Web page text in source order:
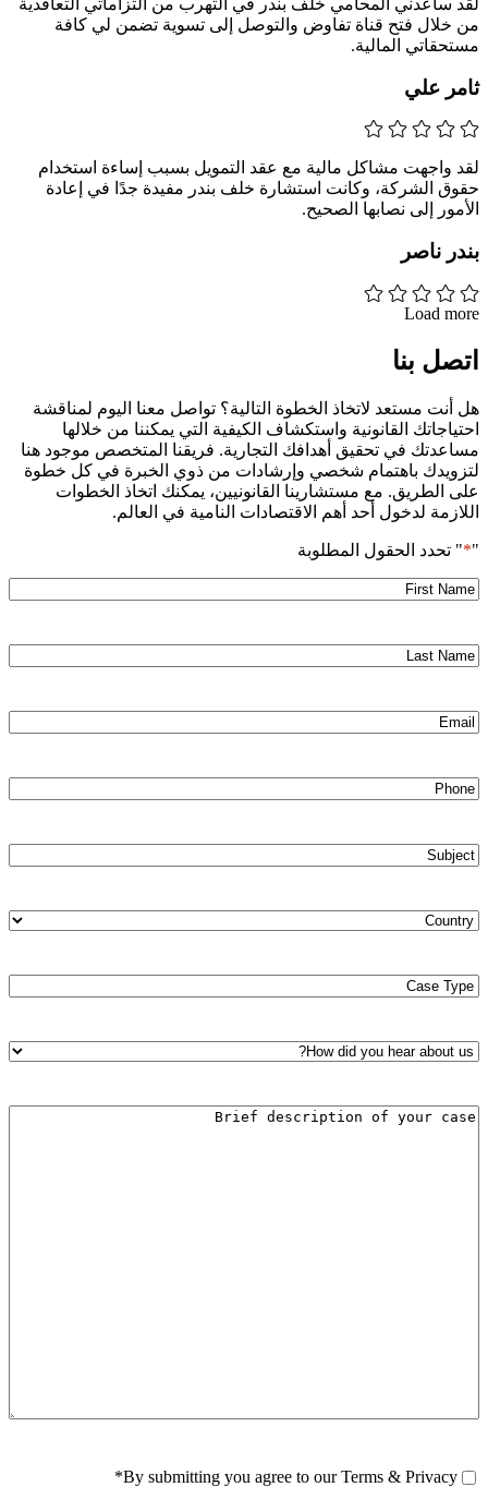
لقد ساعدني المحامي خلف بندر في التهرب من التزاماتي التعاقدية
من خلال فتح قناة تفاوض والتوصل إلى تسوية تضمن لي كافة
مستحقاتي المالية.
ثامر علي
لقد واجهت مشاكل مالية مع عقد التمويل بسبب إساءة استخدام
حقوق الشركة، وكانت استشارة خلف بندر مفيدة جدًا في إعادة
الأمور إلى نصابها الصحيح.
بندر ناصر
Load more
اتصل بنا
هل أنت مستعد لاتخاذ الخطوة التالية؟ تواصل معنا اليوم لمناقشة
احتياجاتك القانونية واستكشاف الكيفية التي يمكننا من خلالها
مساعدتك في تحقيق أهدافك التجارية. فريقنا المتخصص موجود هنا
لتزويدك باهتمام شخصي وإرشادات من ذوي الخبرة في كل خطوة
على الطريق. مع مستشارينا القانونيين، يمكنك اتخاذ الخطوات
اللازمة لدخول أحد أهم الاقتصادات النامية في العالم.
"
*" تحدد الحقول المطلوبة
First
Name
*
Last
Name
*
Email
Phone
*
Subject
*
Country
Case
Type
*
How
hear
about
Brief
Consent
*
By submitting you agree to ourTerms & Privacy
*